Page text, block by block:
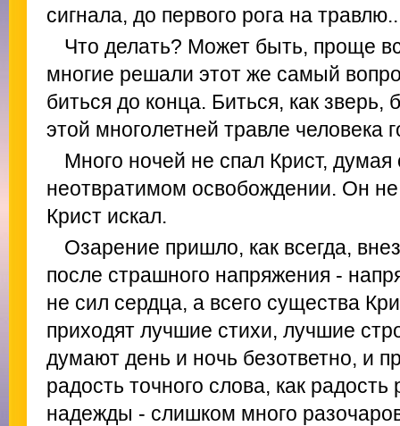
сигнала, до первого рога на
Что делать? Может быть, проще
многие решали этот же самый
биться до конца. Биться, как зверь,
этой многолетней травле человека
Много ночей не спал Крист,
неотвратимом освобождении. Он
Крист искал.
Озарение пришло, как всегда,
после страшного напряжения -
не сил сердца, а всего существа
приходят лучшие стихи, лучшие
думают день и ночь безответно, и
радость точного слова, как
надежды - слишком много